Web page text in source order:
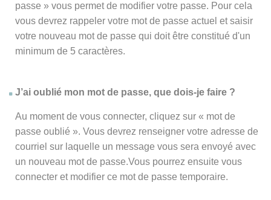
passe » vous permet de modifier votre passe. Pour cela
vous devrez rappeler votre mot de passe actuel et saisir
votre nouveau mot de passe qui doit être constitué d'un
minimum de 5 caractères.
J’ai oublié mon mot de passe, que dois-je faire ?
Au moment de vous connecter, cliquez sur « mot de
passe oublié ». Vous devrez renseigner votre adresse de
courriel sur laquelle un message vous sera envoyé avec
un nouveau mot de passe.Vous pourrez ensuite vous
connecter et modifier ce mot de passe temporaire.